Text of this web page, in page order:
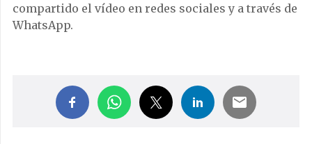
compartido el vídeo en redes sociales y a través de
WhatsApp.